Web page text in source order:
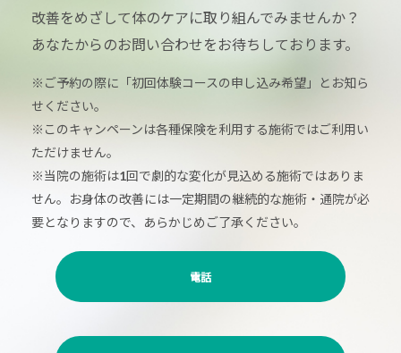
改善をめざして体のケアに取り組んでみませんか？
あなたからのお問い合わせをお待ちしております。
※ご予約の際に「初回体験コースの申し込み希望」とお知ら
せください。
※このキャンペーンは各種保険を利用する施術ではご利用い
ただけません。
※当院の施術は1回で劇的な変化が見込める施術ではありま
せん。お身体の改善には一定期間の継続的な施術・通院が必
要となりますので、あらかじめご了承ください。
電話